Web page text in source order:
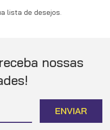
lista de desejos.
nossas
ENVIAR